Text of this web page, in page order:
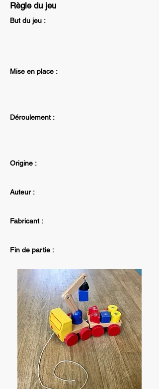
Règle du jeu
But du jeu :
Mise en place :
Déroulement :
Origine :
Auteur :
Fabricant :
Fin de partie :